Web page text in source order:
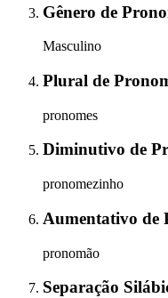
Gênero de
Masculino
Plural de
pronomes
Diminutivo de
pronomezinho
Aumentativo de
pronomão
Separação